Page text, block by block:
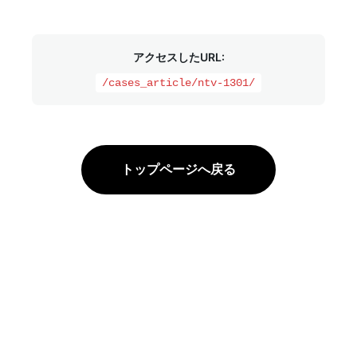
アクセスしたURL:
/cases_article/ntv-1301/
トップページへ戻る